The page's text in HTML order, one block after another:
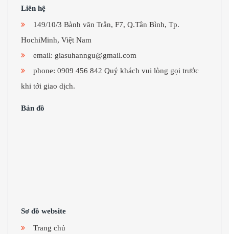
Liên hệ
149/10/3 Bành văn Trân, F7, Q.Tân Bình, Tp.
HochiMinh, Việt Nam
email: giasuhanngu@gmail.com
phone: 0909 456 842 Quý khách vui lòng gọi trước
khi tới giao dịch.
Bản đồ
Sơ đồ website
Trang chủ